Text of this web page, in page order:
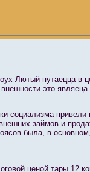
Лютый путаецца в
это
социализма
займов и
была, в
ценой тары 12